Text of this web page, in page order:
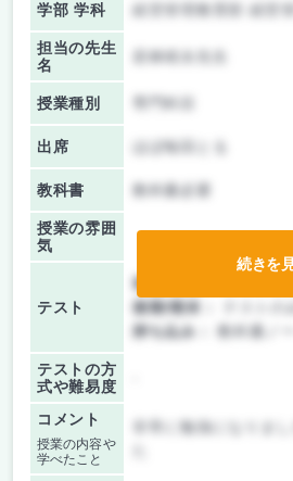
学部 学科
担当の先生
名
若林靖永先生
授業種別
出席 ほぼ毎回とる
教科書 教科書必要
授業の雰囲
気
テスト
前期/中間：
後期/期末：
持ち込み：
教科書ノ
テストの方
式や難易度
コメント
授業の内容や
学べたこと
非常に勉強になりま
続きを